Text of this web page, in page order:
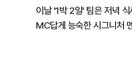
이날 '1박 2일' 팀은 저녁
MC답게 능숙한 시그니처